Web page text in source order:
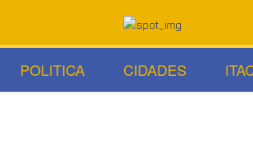
POLITICA CIDADES